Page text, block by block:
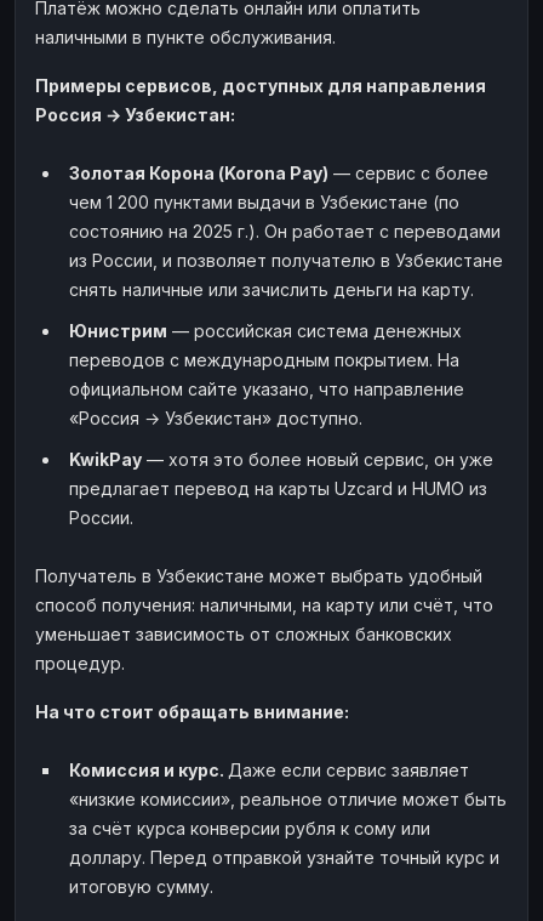
Платёж можно сделать онлайн или оплатить
наличными в пункте обслуживания.
Примеры сервисов, доступных для направления
Россия → Узбекистан:
Золотая Корона (Korona Pay) — сервис с более
чем 1 200 пунктами выдачи в Узбекистане (по
состоянию на 2025 г.). Он работает с переводами
из России, и позволяет получателю в Узбекистане
снять наличные или зачислить деньги на карту.
Юнистрим — российская система денежных
переводов с международным покрытием. На
официальном сайте указано, что направление
«Россия → Узбекистан» доступно.
KwikPay — хотя это более новый сервис, он уже
предлагает перевод на карты Uzcard и HUMO из
России.
Получатель в Узбекистане может выбрать удобный
способ получения: наличными, на карту или счёт, что
уменьшает зависимость от сложных банковских
процедур.
На что стоит обращать внимание:
Комиссия и курс. Даже если сервис заявляет
«низкие комиссии», реальное отличие может быть
за счёт курса конверсии рубля к сому или
доллару. Перед отправкой узнайте точный курс и
итоговую сумму.